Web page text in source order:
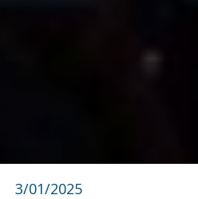
3/01/2025